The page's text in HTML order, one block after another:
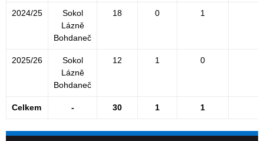
2024/25
Sokol
Lázně
Bohdaneč
18 0 1
2025/26
Sokol
Lázně
Bohdaneč
12 1 0
Celkem - 30 1 1